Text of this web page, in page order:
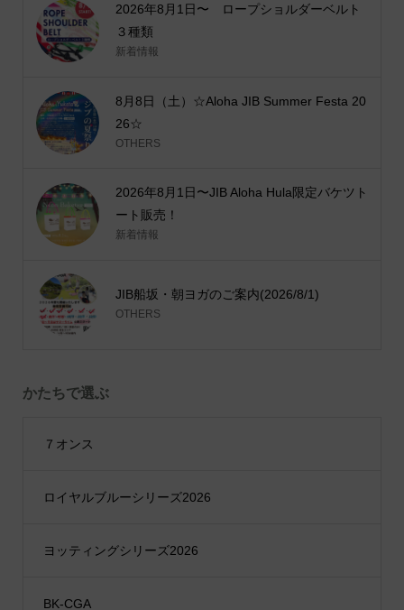
2026年8月1日〜 ロープショルダーベルト
３種類
新着情報
8月8日（土）☆Aloha JIB Summer Festa 20
26☆
OTHERS
2026年8月1日〜JIB Aloha Hula限定バケツト
ート販売！
新着情報
JIB船坂・朝ヨガのご案内(2026/8/1)
OTHERS
かたちで選ぶ
７オンス
ロイヤルブルーシリーズ2026
ヨッティングシリーズ2026
BK-CGA